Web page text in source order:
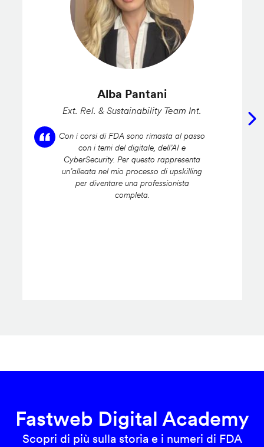
Alba Pantani
Ext. Rel. & Sustainability Team Int.
Con i corsi di FDA sono rimasta al passo
con i temi del digitale, dell’AI e
CyberSecurity. Per questo rappresenta
un’alleata nel mio processo di upskilling
per diventare una professionista
completa.
Fastweb Digital Academy
Scopri di più sulla storia e i numeri di FDA